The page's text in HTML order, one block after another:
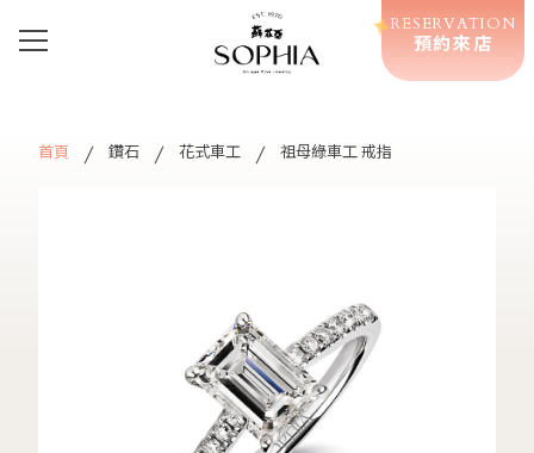
RESERVATION
預約來店
首頁 鑽石 花式車工 祖母綠車工 戒指